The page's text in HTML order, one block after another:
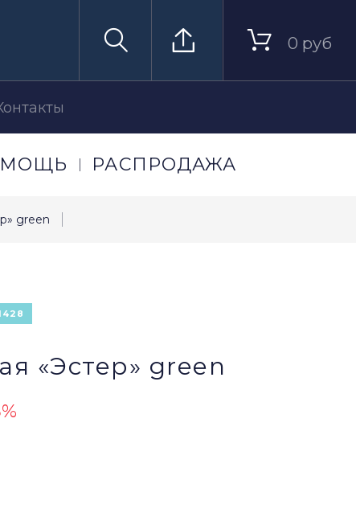
0 руб
РАСПРОДАЖА
green
«Эстер» green